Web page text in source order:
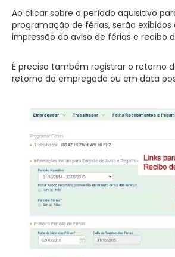
Ao clicar sobre o período aquisitivo
programação de férias, serão exibidos
impressão do aviso de férias e recibo
É preciso também registrar o retorno
retorno do empregado ou em data